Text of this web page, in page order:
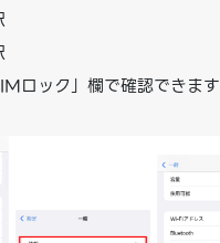
ロック」欄で確認できます